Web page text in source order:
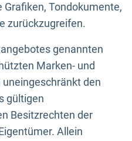
Tondokumente,
zurückzugreifen.
genannten
Marken- und
den
gültigen
Besitzrechten der
Allein